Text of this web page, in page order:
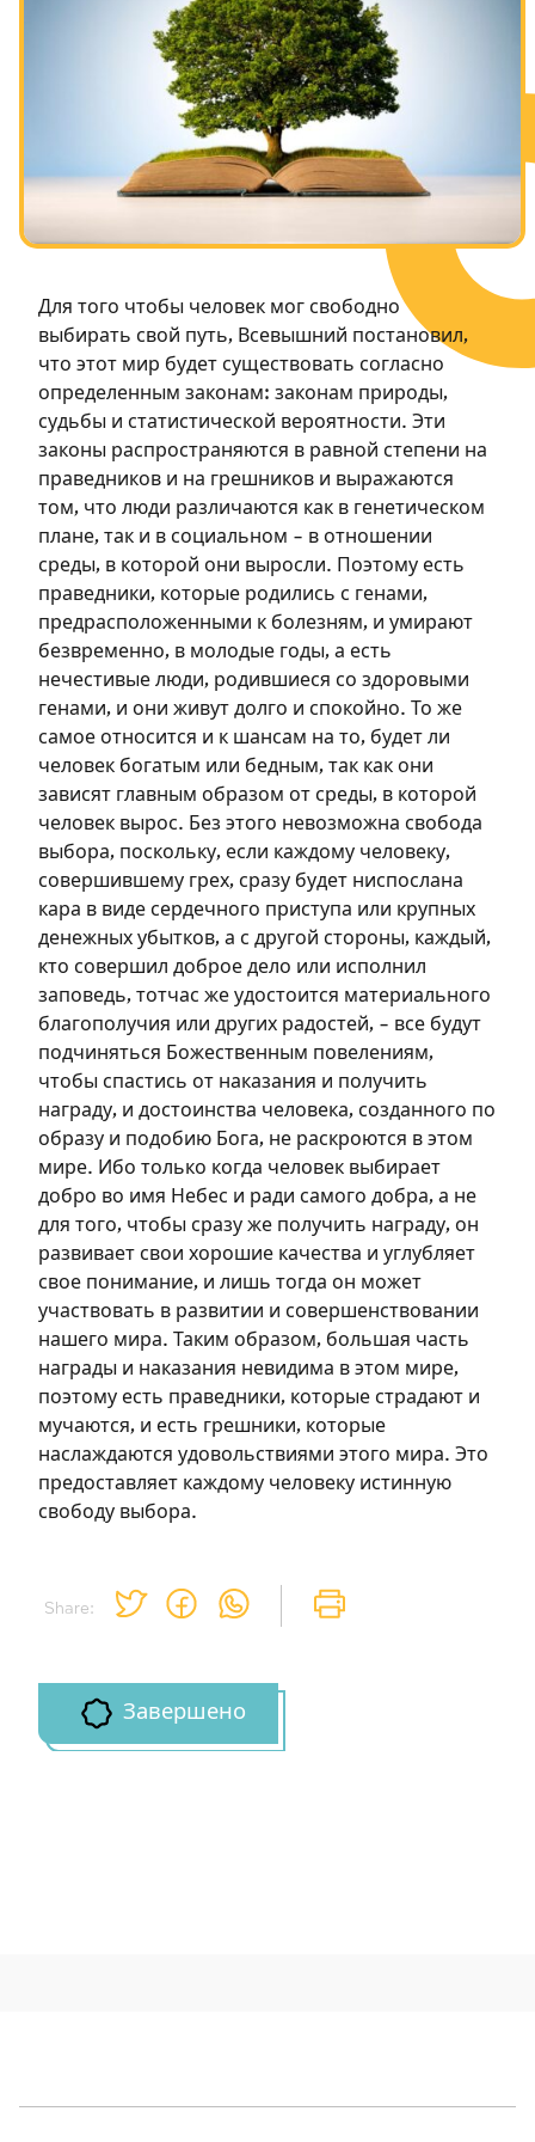
Посты в память о разрушенном Храме
Share:
Для того чтобы человек мог свободно
выбирать свой путь, Всевышний постановил,
что этот мир будет существовать согласно
определенным законам: законам природы,
судьбы и статистической вероятности. Эти
законы распространяются в равной степени на
праведников и на грешников и выражаются
том, что люди различаются как в генетическом
плане, так и в социальном – в отношении
среды, в которой они выросли. Поэтому есть
праведники, которые родились с генами,
предрасположенными к болезням, и умирают
безвременно, в молодые годы, а есть
нечестивые люди, родившиеся со здоровыми
генами, и они живут долго и спокойно. То же
самое относится и к шансам на то, будет ли
человек богатым или бедным, так как они
зависят главным образом от среды, в которой
человек вырос. Без этого невозможна свобода
выбора, поскольку, если каждому человеку,
совершившему грех, сразу будет ниспослана
кара в виде сердечного приступа или крупных
денежных убытков, а с другой стороны, каждый,
кто совершил доброе дело или исполнил
заповедь, тотчас же удостоится материального
благополучия или других радостей, – все будут
подчиняться Божественным повелениям,
чтобы спастись от наказания и получить
награду, и достоинства человека, созданного по
образу и подобию Бога, не раскроются в этом
мире. Ибо только когда человек выбирает
добро во имя Небес и ради самого добра, а не
для того, чтобы сразу же получить награду, он
развивает свои хорошие качества и углубляет
свое понимание, и лишь тогда он может
участвовать в развитии и совершенствовании
нашего мира. Таким образом, большая часть
награды и наказания невидима в этом мире,
поэтому есть праведники, которые страдают и
мучаются, и есть грешники, которые
наслаждаются удовольствиями этого мира. Это
предоставляет каждому человеку истинную
свободу выбора.
Завершено
Зарегистрироваться
на сайте
Чтобы делать пометки на сайте,
необходимо зарегистрироваться.
Подписаться Войти